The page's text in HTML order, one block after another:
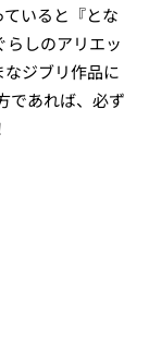
いると『とな
らしのアリエッ
ジブリ作品に
であれば、必ず